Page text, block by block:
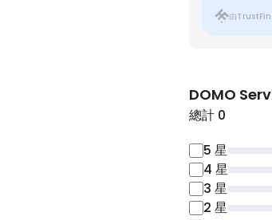
由
DOMO
總計 0
5 星
4 星
3 星
2 星